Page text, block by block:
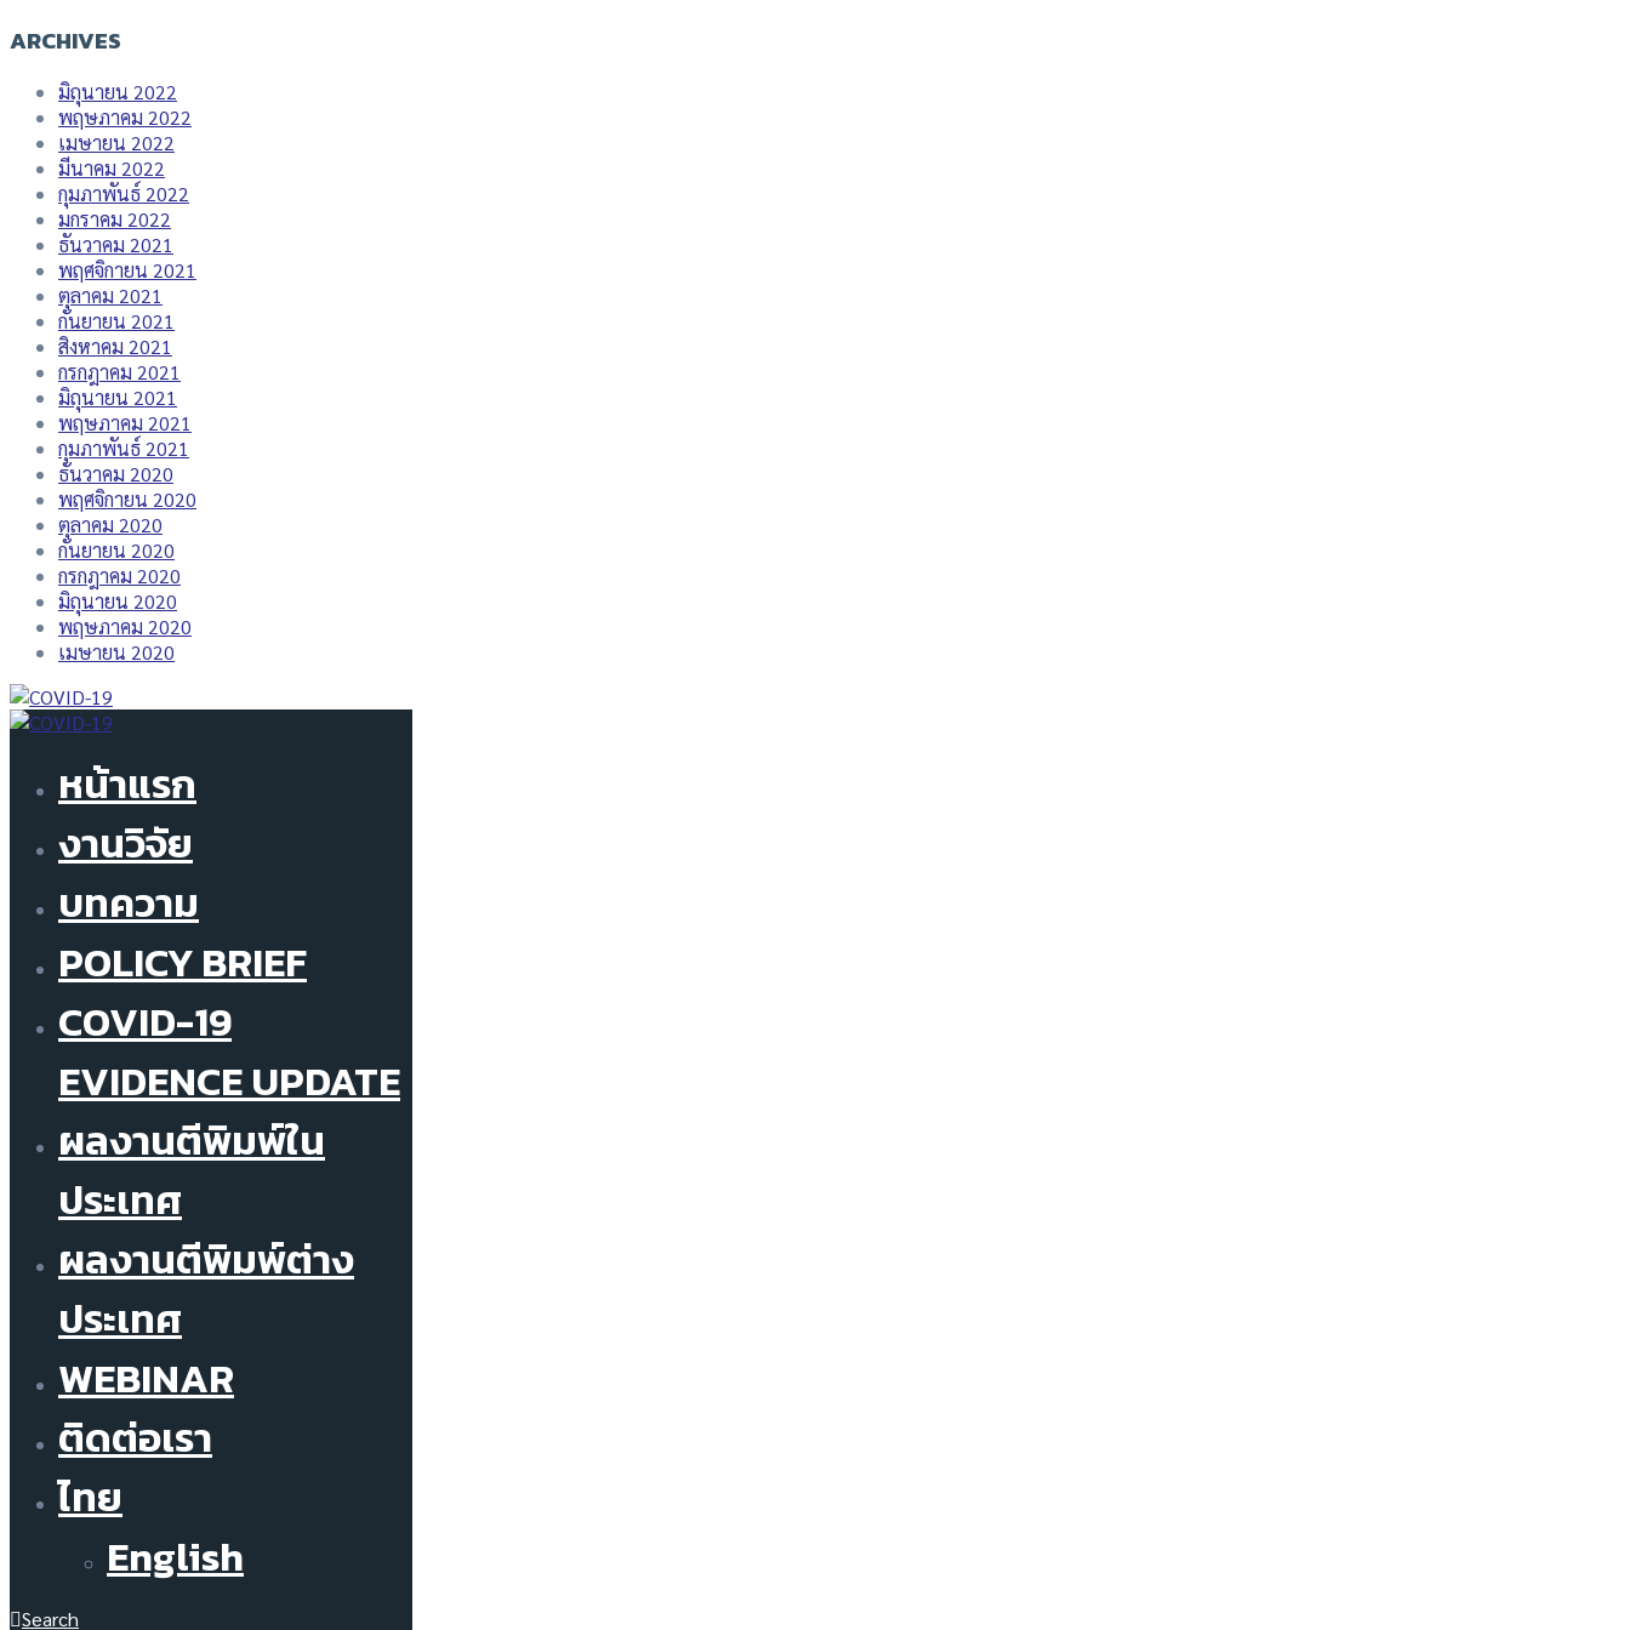
ARCHIVES
มิถุนายน 2022
พฤษภาคม 2022
เมษายน 2022
มีนาคม 2022
กุมภาพันธ์ 2022
มกราคม 2022
ธันวาคม 2021
พฤศจิกายน 2021
ตุลาคม 2021
กันยายน 2021
สิงหาคม 2021
กรกฎาคม 2021
มิถุนายน 2021
พฤษภาคม 2021
กุมภาพันธ์ 2021
ธันวาคม 2020
พฤศจิกายน 2020
ตุลาคม 2020
กันยายน 2020
กรกฎาคม 2020
มิถุนายน 2020
พฤษภาคม 2020
เมษายน 2020
หน้าแรก
งานวิจัย
บทความ
POLICY BRIEF
COVID-19
EVIDENCE UPDATE
ผลงานตีพิมพ์ใน
ประเทศ
ผลงานตีพิมพ์ต่าง
ประเทศ
WEBINAR
ติดต่อเรา
ไทย
English
Search